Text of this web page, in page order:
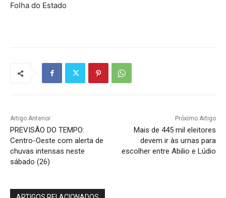
Folha do Estado
Artigo Anterior
PREVISÃO DO TEMPO:
Centro-Oeste com alerta de
chuvas intensas neste
sábado (26)
Próximo Artigo
Mais de 445 mil eleitores
devem ir às urnas para
escolher entre Abilio e Lúdio